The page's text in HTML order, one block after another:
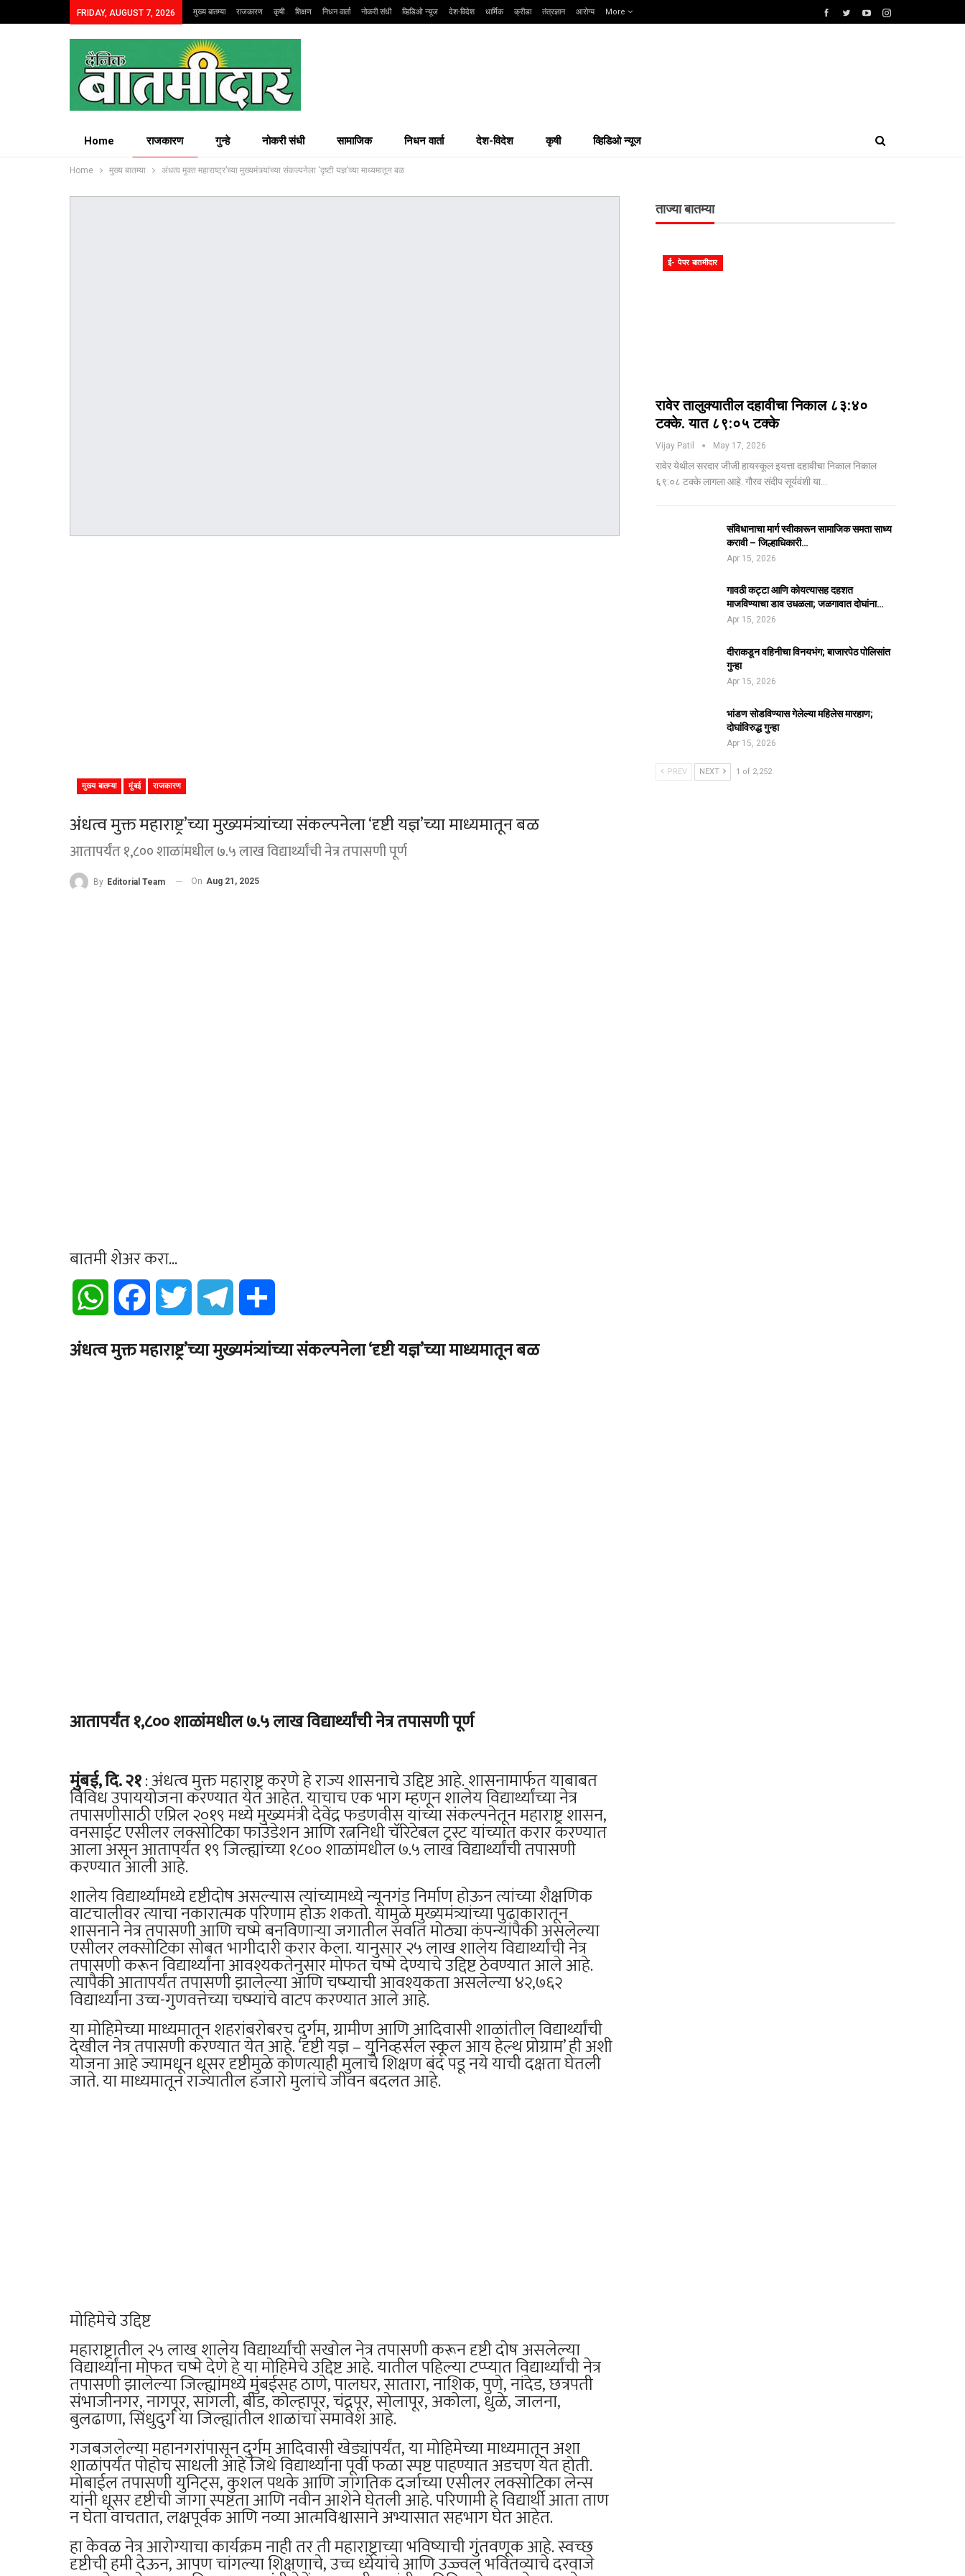
FRIDAY, AUGUST 7, 2026 मुख्य बातम्या राजकारण कृषी शिक्षण निधन वार्ता नोकरी संधी व्हिडिओ न्यूज देश-विदेश धार्मिक क्रीडा तंत्रज्ञान आरोग्य More
Home राजकारण गुन्हे नोकरी संधी सामाजिक निधन वार्ता देश-विदेश कृषी व्हिडिओ न्यूज
Home मुख्य बातम्या अंधत्व मुक्त महाराष्ट्र’च्या मुख्यमंत्र्यांच्या संकल्पनेला ‘दृष्टी यज्ञ’च्या माध्यमातून बळ
मुख्य बातम्या मुंबई राजकारण
अंधत्व मुक्त महाराष्ट्र’च्या मुख्यमंत्र्यांच्या संकल्पनेला ‘दृष्टी यज्ञ’च्या माध्यमातून बळ
आतापर्यंत १,८०० शाळांमधील ७.५ लाख विद्यार्थ्यांची नेत्र तपासणी पूर्ण
By Editorial Team On Aug 21, 2025
बातमी शेअर करा...
WhatsApp Facebook Twitter Telegram
अंधत्व मुक्त महाराष्ट्र’च्या मुख्यमंत्र्यांच्या संकल्पनेला ‘दृष्टी यज्ञ’च्या माध्यमातून बळ
आतापर्यंत १,८०० शाळांमधील ७.५ लाख विद्यार्थ्यांची नेत्र तपासणी पूर्ण
मुंबई, दि. २१: अंधत्व मुक्त महाराष्ट्र करणे हे राज्य शासनाचे उद्दिष्ट आहे. शासनामार्फत याबाबत
विविध उपाययोजना करण्यात येत आहेत. याचाच एक भाग म्हणून शालेय विद्यार्थ्यांच्या नेत्र
तपासणीसाठी एप्रिल २०१९ मध्ये मुख्यमंत्री देवेंद्र फडणवीस यांच्या संकल्पनेतून महाराष्ट्र शासन,
वनसाईट एसीलर लक्सोटिका फाउंडेशन आणि रत्ननिधी चॅरिटेबल ट्रस्ट यांच्यात करार करण्यात
आला असून आतापर्यंत १९ जिल्ह्यांच्या १८०० शाळांमधील ७.५ लाख विद्यार्थ्यांची तपासणी
करण्यात आली आहे.
शालेय विद्यार्थ्यांमध्ये दृष्टीदोष असल्यास त्यांच्यामध्ये न्यूनगंड निर्माण होऊन त्यांच्या शैक्षणिक
वाटचालीवर त्याचा नकारात्मक परिणाम होऊ शकतो. यामुळे मुख्यमंत्र्यांच्या पुढाकारातून
शासनाने नेत्र तपासणी आणि चष्मे बनविणाऱ्या जगातील सर्वात मोठ्या कंपन्यांपैकी असलेल्या
एसीलर लक्सोटिका सोबत भागीदारी करार केला. यानुसार २५ लाख शालेय विद्यार्थ्यांची नेत्र
तपासणी करून विद्यार्थ्यांना आवश्यकतेनुसार मोफत चष्मे देण्याचे उद्दिष्ट ठेवण्यात आले आहे.
त्यापैकी आतापर्यंत तपासणी झालेल्या आणि चष्म्याची आवश्यकता असलेल्या ४२,७६२
विद्यार्थ्यांना उच्च-गुणवत्तेच्या चष्म्यांचे वाटप करण्यात आले आहे.
या मोहिमेच्या माध्यमातून शहरांबरोबरच दुर्गम, ग्रामीण आणि आदिवासी शाळांतील विद्यार्थ्यांची
देखील नेत्र तपासणी करण्यात येत आहे. ‘दृष्टी यज्ञ – युनिव्हर्सल स्कूल आय हेल्थ प्रोग्राम’ ही अशी
योजना आहे ज्यामधून धूसर दृष्टीमुळे कोणत्याही मुलाचे शिक्षण बंद पडू नये याची दक्षता घेतली
जाते. या माध्यमातून राज्यातील हजारो मुलांचे जीवन बदलत आहे.
मोहिमेचे उद्दिष्ट
महाराष्ट्रातील २५ लाख शालेय विद्यार्थ्यांची सखोल नेत्र तपासणी करून दृष्टी दोष असलेल्या
विद्यार्थ्यांना मोफत चष्मे देणे हे या मोहिमेचे उद्दिष्ट आहे. यातील पहिल्या टप्प्यात विद्यार्थ्यांची नेत्र
तपासणी झालेल्या जिल्ह्यांमध्ये मुंबईसह ठाणे, पालघर, सातारा, नाशिक, पुणे, नांदेड, छत्रपती
संभाजीनगर, नागपूर, सांगली, बीड, कोल्हापूर, चंद्रपूर, सोलापूर, अकोला, धुळे, जालना,
बुलढाणा, सिंधुदुर्ग या जिल्ह्यांतील शाळांचा समावेश आहे.
गजबजलेल्या महानगरांपासून दुर्गम आदिवासी खेड्यांपर्यंत, या मोहिमेच्या माध्यमातून अशा
शाळांपर्यंत पोहोच साधली आहे जिथे विद्यार्थ्यांना पूर्वी फळा स्पष्ट पाहण्यात अडचण येत होती.
मोबाईल तपासणी युनिट्स, कुशल पथके आणि जागतिक दर्जाच्या एसीलर लक्सोटिका लेन्स
यांनी धूसर दृष्टीची जागा स्पष्टता आणि नवीन आशेने घेतली आहे. परिणामी हे विद्यार्थी आता ताण
न घेता वाचतात, लक्षपूर्वक आणि नव्या आत्मविश्वासाने अभ्यासात सहभाग घेत आहेत.
हा केवळ नेत्र आरोग्याचा कार्यक्रम नाही तर ती महाराष्ट्राच्या भविष्याची गुंतवणूक आहे. स्वच्छ
दृष्टीची हमी देऊन, आपण चांगल्या शिक्षणाचे, उच्च ध्येयांचे आणि उज्ज्वल भवितव्याचे दरवाजे
ताज्या बातम्या
ई- पेपर बातमीदार
रावेर तालुक्यातील दहावीचा निकाल ८३:४०
टक्के. यात ८९:०५ टक्के
Vijay Patil May 17, 2026
रावेर येथील सरदार जीजी हायस्कूल इयत्ता दहावीचा निकाल निकाल
६९:०८ टक्के लागला आहे. गौरव संदीप सूर्यवंशी या…
संविधानाचा मार्ग स्वीकारून सामाजिक समता साध्य
करावी – जिल्हाधिकारी…
Apr 15, 2026
गावठी कट्टा आणि कोयत्यासह दहशत
माजविण्याचा डाव उधळला; जळगावात दोघांना…
Apr 15, 2026
दीराकडून वहिनीचा विनयभंग; बाजारपेठ पोलिसांत
गुन्हा
Apr 15, 2026
भांडण सोडविण्यास गेलेल्या महिलेस मारहाण;
दोघांविरुद्ध गुन्हा
Apr 15, 2026
PREV NEXT 1 of 2,252